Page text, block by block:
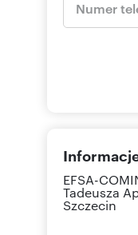
EFSA-
Tadeusza
Szczecin